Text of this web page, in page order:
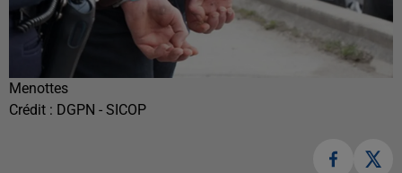
Menottes
Crédit : DGPN - SICOP